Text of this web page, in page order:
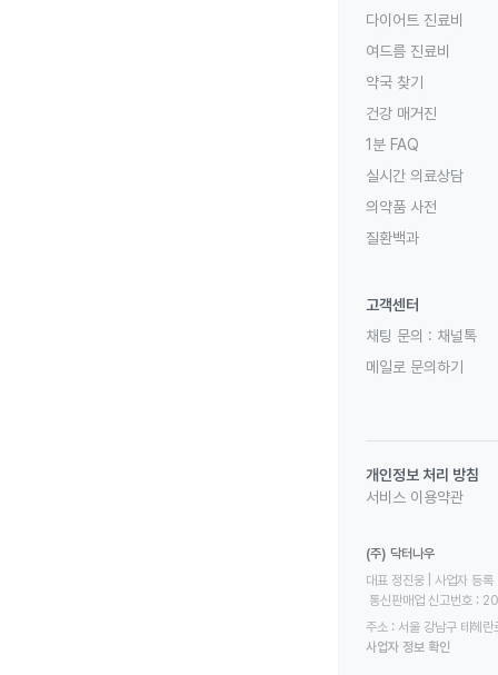
다이어트 진료비
여드름 진료비
약국 찾기
건강 매거진
1분 FAQ
실시간 의료상담
의약품 사전
질환백과
고객센터
채팅 문의 : 채널톡
메일로 문의하기
개인정보 처리 방침
서비스 이용약관
(주) 닥터나우
대표 정진웅 | 사업자
통신판매업 신고번호
주소 : 서울 강남구 테헤
사업자 정보 확인